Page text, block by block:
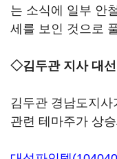
는 소식에 일부 안
세를 보인 것으로
◇김두관 지사 대
김두관 경남도지사
관련 테마주가 상